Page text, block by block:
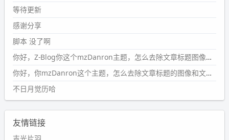
#PubWord
条嘟？？？？
wdssmq
2024-09-15 10:32:07
#PubWordVSCode 内 git 操作卡住的时候没办法主动取消
一直是个痛点，一般都是推送或拉取，今天连提交都卡
了。。
wdssmq
2024-09-11 08:45:43
#PubWord
然后天凉了，为了应对踢被子买了睡袋，不知道 1.2 米会不
等待更新
感谢分享
脚本 没了啊
你好，Z-Blog你这个mzDanron主题，怎么去除文章标题图像和文章摘要，仅显示标题，感谢回复！
你好，你mzDanron这个主题，怎么去除文章标题的图像和文章摘要！仅显示标题，感谢回复解决！
不日月觉历哈
友情链接